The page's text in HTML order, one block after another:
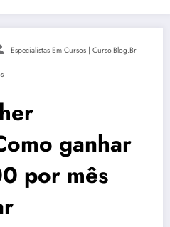
Especialistas Em Cursos | Curso.blog.br
ganhar
por mês